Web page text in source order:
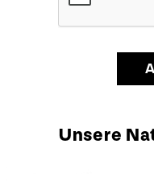
Unsere